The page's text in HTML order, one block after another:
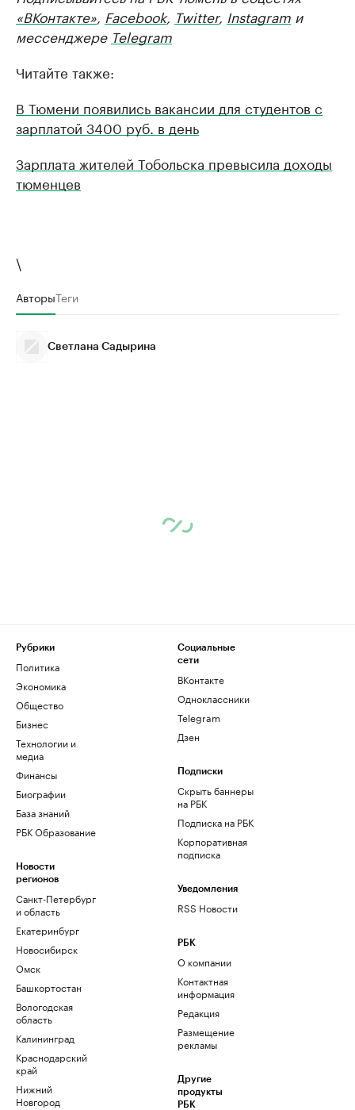
«ВКонтакте» Facebook, Twitter, Instagram и
мессенджере Telegram
Читайте также:
В Тюмени появились вакансии для студентов с
зарплатой 3400 руб. в день
Зарплата жителей Тобольска превысила доходы
тюменцев
\
АвторыТеги
Светлана Садырина
Рубрики
Политика
Экономика
Общество
Бизнес
Технологии и
медиа
Финансы
Биографии
База знаний
РБК Образование
Новости
регионов
Санкт-Петербург
и область
Екатеринбург
Новосибирск
Омск
Башкортостан
Вологодская
область
Калининград
Краснодарский
край
Нижний
Новгород
Социальные
сети
ВКонтакте
Одноклассники
Telegram
Дзен
Подписки
Скрыть баннеры
на РБК
Подписка на РБК
Корпоративная
подписка
Уведомления
RSS Новости
РБК
О компании
Контактная
информация
Редакция
Размещение
рекламы
Другие
продукты
РБК